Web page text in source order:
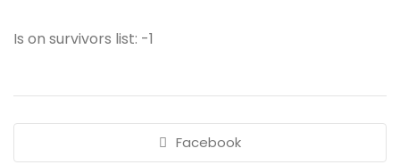
Is on survivors list: -1
Facebook